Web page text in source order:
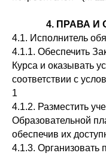
4. ПРАВА И
4.1. Исполнитель
4.1.1. Обеспечить
Курса и оказывать
соответствии с
1
4.1.2. Разместить
Образовательной
обеспечив их
4.1.3. Организовать